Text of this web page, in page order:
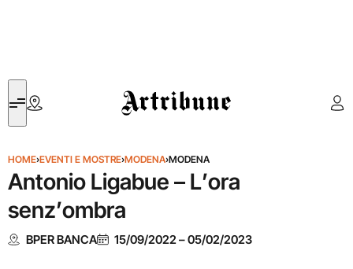
Artribune
HOME›EVENTI E MOSTRE›MODENA›MODENA
Antonio Ligabue – L’ora
senz’ombra
BPER BANCA 15/09/2022–05/02/2023